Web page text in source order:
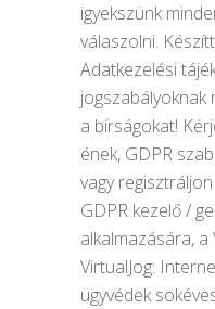
igyekszünk
válaszolni.
Adatkezelési
jogszabályoknak
a bírságokat!
ének, GDPR
vagy
GDPR kezelő /
alkalmazására, a
VirtualJog:
ügyvédek